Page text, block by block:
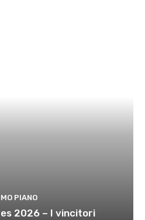
PIANO
2026 – I vincitori